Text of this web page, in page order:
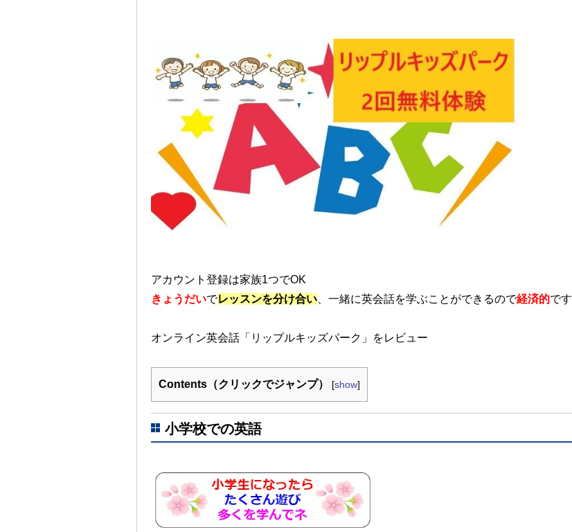
アカウント登録は家族1つでOK
きょうだいでレッスンを分け合い 、一緒に英会話を学ぶことができるので経済的です
オンライン英会話「リップルキッズパーク」をレビュー
Contents（クリックでジャンプ） [show]
小学校での英語